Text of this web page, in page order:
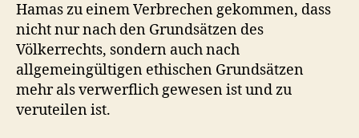
Hamas zu einem Verbrechen gekommen, dass
nicht nur nach den Grundsätzen des
Völkerrechts, sondern auch nach
allgemeingültigen ethischen Grundsätzen
mehr als verwerflich gewesen ist und zu
veruteilen ist.